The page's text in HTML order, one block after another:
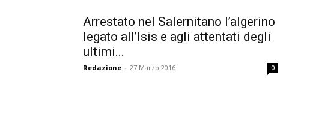
Arrestato nel Salernitano l’algerino
legato all’Isis e agli attentati degli
ultimi...
Redazione - 27 Marzo 2016 0